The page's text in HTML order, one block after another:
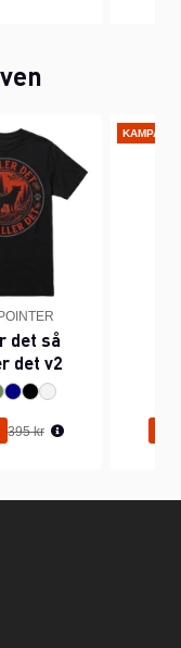
det så
det v2
Ordinarie pris:
395 kr
KAMPANJ